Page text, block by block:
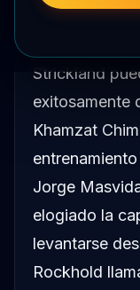
RESUMEN
Strickland
exitosamente
Khamzat
Jorge
elogiado la
levantarse
Rockhold